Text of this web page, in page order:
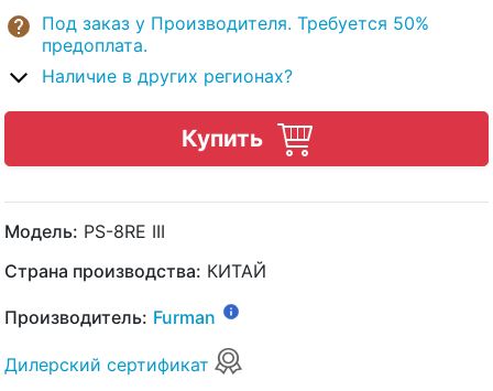
Под заказ у Производителя. Требуется 50%
предоплата.
Наличие в других регионах?
Купить
Модель: PS-8RE III
Страна производства: КИТАЙ
Производитель: Furman
Дилерский сертификат